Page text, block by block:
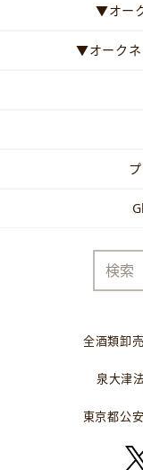
▼オー
▼オークネ
全酒類卸
泉大津
東京都公